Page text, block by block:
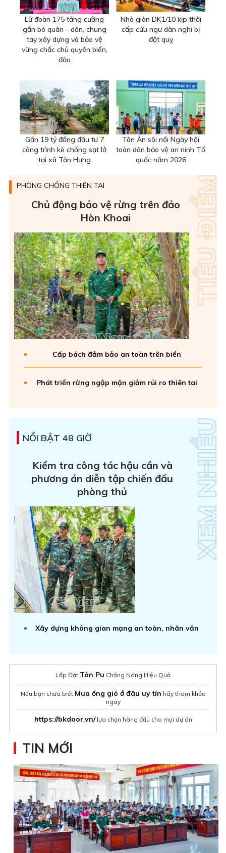
Lữ đoàn 175 tăng cường
gắn bó quân - dân, chung
tay xây dựng và bảo vệ
vững chắc chủ quyền biển,
đảo
Nhà giàn DK1/10 kịp thời
cấp cứu ngư dân nghi bị
đột quỵ
Gần 19 tỷ đồng đầu tư 7
công trình kè chống sạt lở
tại xã Tân Hưng
Tân Ân sôi nổi Ngày hội
toàn dân bảo vệ an ninh Tổ
quốc năm 2026
PHÒNG CHỐNG THIÊN TAI
Chủ động bảo vệ rừng trên đảo
Hòn Khoai
Cấp bách đảm bảo an toàn trên biển
Phát triển rừng ngập mặn giảm rủi ro thiên tai
NỔI BẬT 48 GIỜ
Kiểm tra công tác hậu cần và
phương án diễn tập chiến đấu
phòng thủ
Xây dựng không gian mạng an toàn, nhân văn
Lắp Đặt Tôn Pu Chống Nóng Hiệu Quả
Nếu bạn chưa biết Mua ống gió ở đâu uy tín hãy tham khảo
ngay
https://bkdoor.vn/lựa chọn hàng đầu cho mọi dự án
TIN MỚI